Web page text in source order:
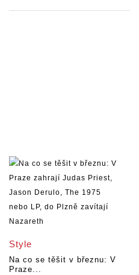
Style
Na co se těšit v březnu: V
Praze...